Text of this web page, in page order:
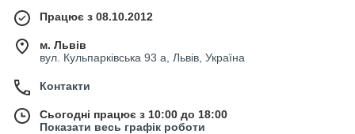
Працює з 08.10.2012
м. Львів
вул. Кульпарківська 93 а, Львів, Україна
Контакти
Сьогодні працює з 10:00 до 18:00
Показати весь графік роботи